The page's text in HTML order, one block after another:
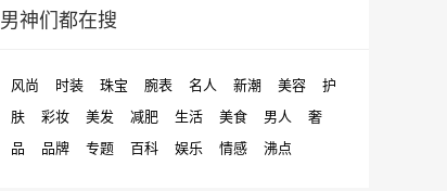
男神们都在搜
风尚 时装 珠宝 腕表 名人 新潮 美容
护
肤
彩妆 美发 减肥 生活 美食 男人
奢
品
品牌 专题 百科 娱乐 情感 沸点